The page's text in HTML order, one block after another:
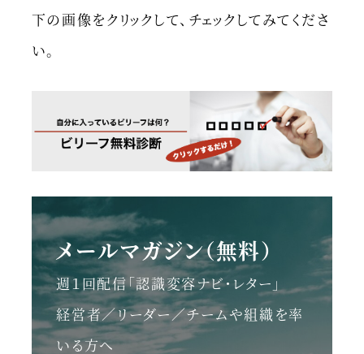
下の画像をクリックして、チェックしてみてくださ
い。
メールマガジン（無料）
週１回配信「認識変容ナビ・レター」
経営者／リーダー／チームや組織を率
いる方へ